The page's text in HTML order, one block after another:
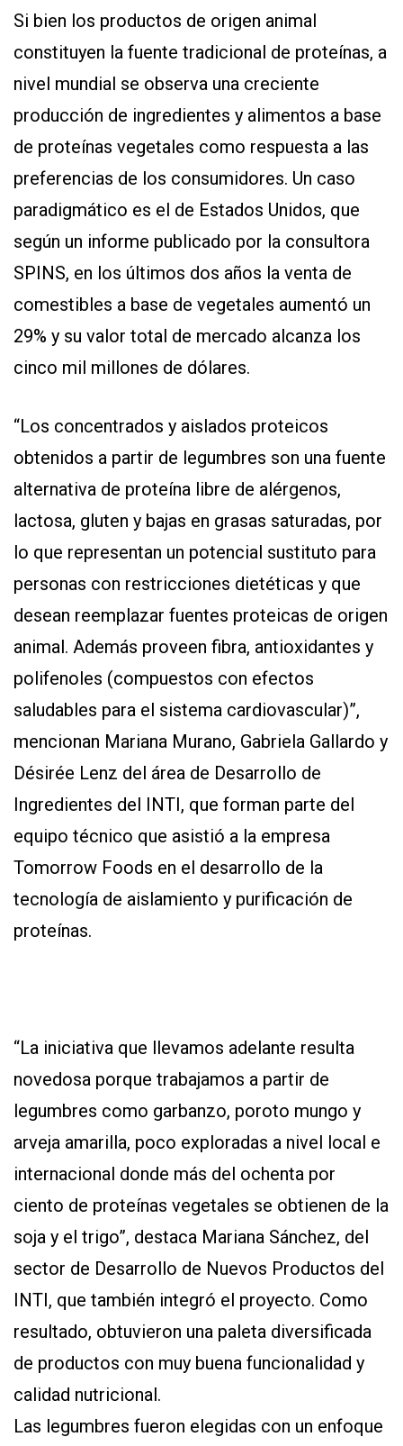
AYUDA
TÉRMINOS
Y
POLÍTICAS
PRIVACIDAD
DEL
SITIO
QUIENES
SOMOS
Si bien los productos de origen animal
constituyen la fuente tradicional de proteínas, a
nivel mundial se observa una creciente
producción de ingredientes y alimentos a base
de proteínas vegetales como respuesta a las
preferencias de los consumidores. Un caso
paradigmático es el de Estados Unidos, que
según un informe publicado por la consultora
SPINS, en los últimos dos años la venta de
comestibles a base de vegetales aumentó un
29% y su valor total de mercado alcanza los
cinco mil millones de dólares.
“Los concentrados y aislados proteicos
obtenidos a partir de legumbres son una fuente
alternativa de proteína libre de alérgenos,
lactosa, gluten y bajas en grasas saturadas, por
lo que representan un potencial sustituto para
personas con restricciones dietéticas y que
desean reemplazar fuentes proteicas de origen
animal. Además proveen fibra, antioxidantes y
polifenoles (compuestos con efectos
saludables para el sistema cardiovascular)”,
mencionan Mariana Murano, Gabriela Gallardo y
Désirée Lenz del área de Desarrollo de
Ingredientes del INTI, que forman parte del
equipo técnico que asistió a la empresa
Tomorrow Foods en el desarrollo de la
tecnología de aislamiento y purificación de
proteínas.
“La iniciativa que llevamos adelante resulta
novedosa porque trabajamos a partir de
legumbres como garbanzo, poroto mungo y
arveja amarilla, poco exploradas a nivel local e
internacional donde más del ochenta por
ciento de proteínas vegetales se obtienen de la
soja y el trigo”, destaca Mariana Sánchez, del
sector de Desarrollo de Nuevos Productos del
INTI, que también integró el proyecto. Como
resultado, obtuvieron una paleta diversificada
de productos con muy buena funcionalidad y
calidad nutricional.
Las legumbres fueron elegidas con un enfoque